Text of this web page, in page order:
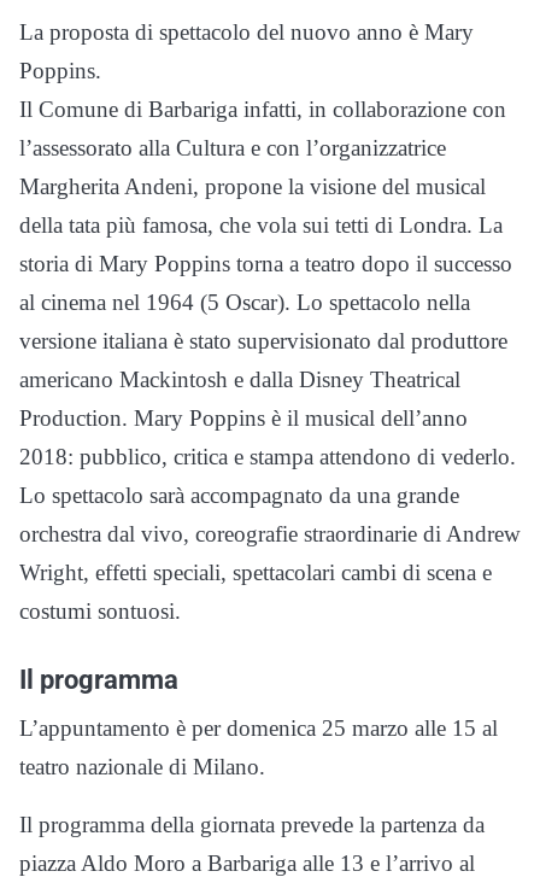
La proposta di spettacolo del nuovo anno è Mary
Poppins.
Il Comune di Barbariga infatti, in collaborazione con
l’assessorato alla Cultura e con l’organizzatrice
Margherita Andeni, propone la visione del musical
della tata più famosa, che vola sui tetti di Londra. La
storia di Mary Poppins torna a teatro dopo il successo
al cinema nel 1964 (5 Oscar). Lo spettacolo nella
versione italiana è stato supervisionato dal produttore
americano Mackintosh e dalla Disney Theatrical
Production. Mary Poppins è il musical dell’anno
2018: pubblico, critica e stampa attendono di vederlo.
Lo spettacolo sarà accompagnato da una grande
orchestra dal vivo, coreografie straordinarie di Andrew
Wright, effetti speciali, spettacolari cambi di scena e
costumi sontuosi.
Il programma
L’appuntamento è per domenica 25 marzo alle 15 al
teatro nazionale di Milano.
Il programma della giornata prevede la partenza da
piazza Aldo Moro a Barbariga alle 13 e l’arrivo al